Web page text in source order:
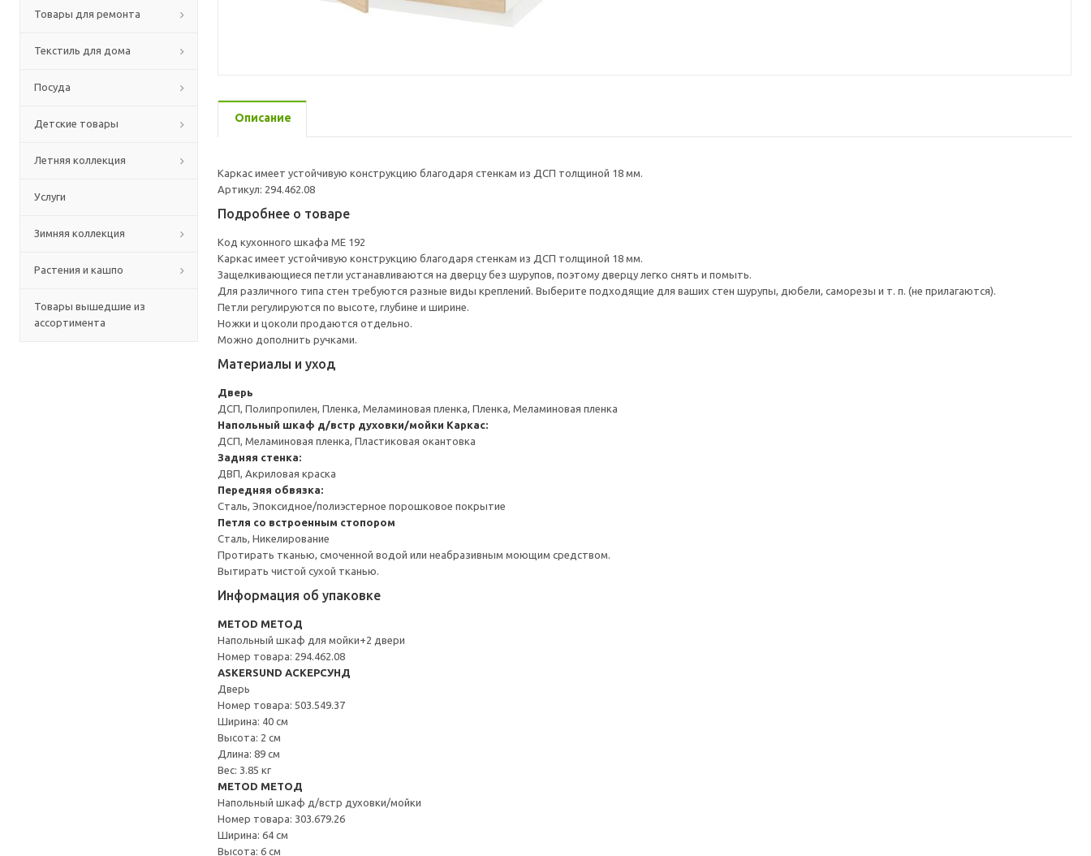
Товары для ремонта
Текстиль для дома
Посуда
Детские товары
Летняя коллекция
Услуги
Зимняя коллекция
Растения и кашпо
Товары вышедшие из
ассортимента
Описание
Каркас имеет устойчивую конструкцию благодаря стенкам из ДСП толщиной 18 мм.
Артикул: 294.462.08
Подробнее о товаре
Код кухонного шкафа ME 192
Каркас имеет устойчивую конструкцию благодаря стенкам из ДСП толщиной 18 мм.
Защелкивающиеся петли устанавливаются на дверцу без шурупов, поэтому дверцу легко снять и помыть.
Для различного типа стен требуются разные виды креплений. Выберите подходящие для ваших стен шурупы, дюбели, саморезы и т. п. (не прилагаются).
Петли регулируются по высоте, глубине и ширине.
Ножки и цоколи продаются отдельно.
Можно дополнить ручками.
Материалы и уход
Дверь
ДСП, Полипропилен, Пленка, Меламиновая пленка, Пленка, Меламиновая пленка
Напольный шкаф д/встр духовки/мойки Каркас:
ДСП, Меламиновая пленка, Пластиковая окантовка
Задняя стенка:
ДВП, Акриловая краска
Передняя обвязка:
Сталь, Эпоксидное/полиэстерное порошковое покрытие
Петля со встроенным стопором
Сталь, Никелирование
Протирать тканью, смоченной водой или неабразивным моющим средством.
Вытирать чистой сухой тканью.
Информация об упаковке
METOD МЕТОД
Напольный шкаф для мойки+2 двери
Номер товара: 294.462.08
ASKERSUND АСКЕРСУНД
Дверь
Номер товара: 503.549.37
Ширина: 40 см
Высота: 2 см
Длина: 89 см
Вес: 3.85 кг
METOD МЕТОД
Напольный шкаф д/встр духовки/мойки
Номер товара: 303.679.26
Ширина: 64 см
Высота: 6 см